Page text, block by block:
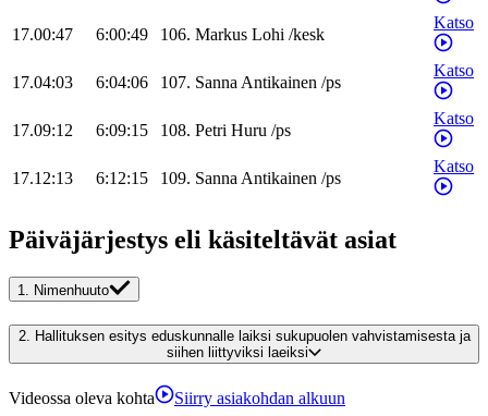
17.00:47 6:00:49 106. Markus Lohi /kesk
Katso
17.04:03 6:04:06 107. SannaAntikainen /ps
Katso
17.09:12 6:09:15 108. Petri Huru /ps
Katso
17.12:13 6:12:15 109. SannaAntikainen /ps
Katso
Päiväjärjestys eli käsiteltävät asiat
1. Nimenhuuto
2. Hallituksen esitys eduskunnalle laiksi sukupuolen vahvistamisesta ja
siihen liittyviksi laeiksi
Videossa oleva kohta Siirry asiakohdan alkuun